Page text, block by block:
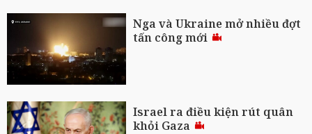
Nga và Ukraine mở nhiều đợt
tấn công mới
Israel ra điều kiện rút quân
khỏi Gaza